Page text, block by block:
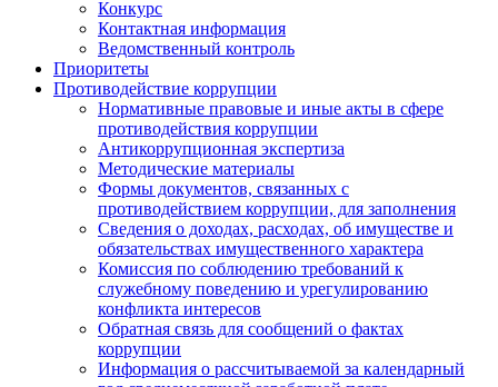
Конкурс
Контактная информация
Ведомственный контроль
Приоритеты
Противодействие коррупции
Нормативные правовые и иные акты в сфере
противодействия коррупции
Антикоррупционная экспертиза
Методические материалы
Формы документов, связанных с
противодействием коррупции, для заполнения
Сведения о доходах, расходах, об имуществе и
обязательствах имущественного характера
Комиссия по соблюдению требований к
служебному поведению и урегулированию
конфликта интересов
Обратная связь для сообщений о фактах
коррупции
Информация о рассчитываемой за календарный